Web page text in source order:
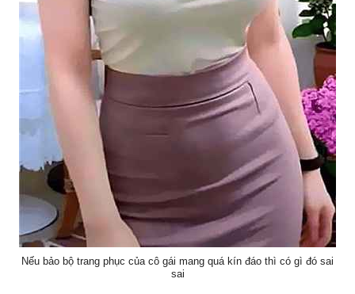
Nếu bảo bộ trang phục của cô gái mang quá kín đáo thì có gì đó sai
sai